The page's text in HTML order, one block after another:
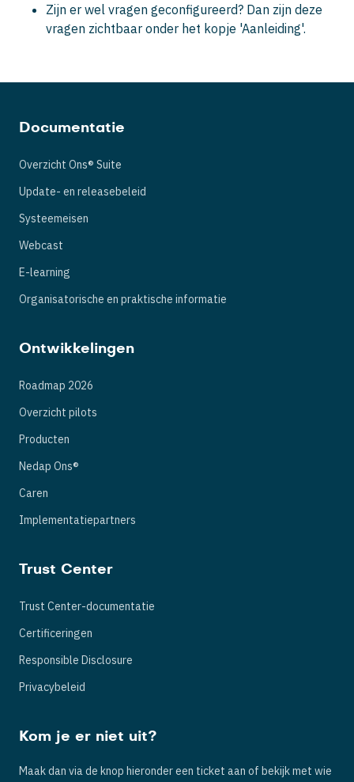
Zijn er wel vragen geconfigureerd? Dan zijn deze
vragen zichtbaar onder het kopje 'Aanleiding'.
Documentatie
Overzicht Ons® Suite
Update- en releasebeleid
Systeemeisen
Webcast
E-learning
Organisatorische en praktische informatie
Ontwikkelingen
Roadmap 2026
Overzicht pilots
Producten
Nedap Ons®
Caren
Implementatiepartners
Trust Center
Trust Center-documentatie
Certificeringen
Responsible Disclosure
Privacybeleid
Kom je er niet uit?
Maak dan via de knop hieronder een ticket aan of bekijk met wie